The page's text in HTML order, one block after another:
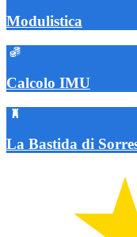
Modulistica
Calcolo IMU
La Bastida di